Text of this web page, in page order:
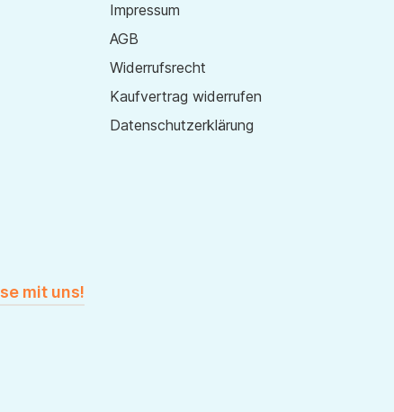
Impressum
AGB
Widerrufsrecht
Kaufvertrag widerrufen
Datenschutzerklärung
mit uns!